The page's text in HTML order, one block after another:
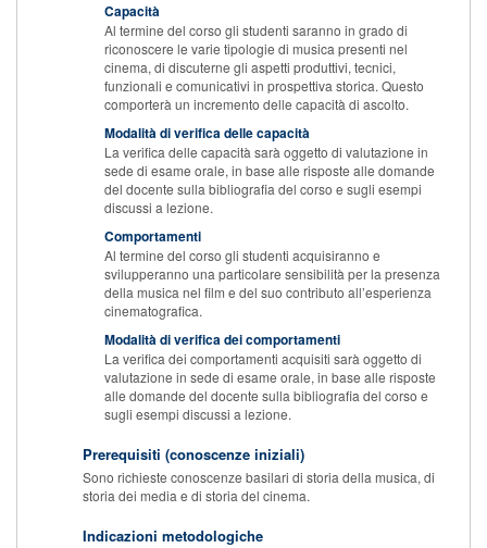
Capacità
Al termine del corso gli studenti saranno in grado di
riconoscere le varie tipologie di musica presenti nel
cinema, di discuterne gli aspetti produttivi, tecnici,
funzionali e comunicativi in prospettiva storica. Questo
comporterà un incremento delle capacità di ascolto.
Modalità di verifica delle capacità
La verifica delle capacità sarà oggetto di valutazione in
sede di esame orale, in base alle risposte alle domande
del docente sulla bibliografia del corso e sugli esempi
discussi a lezione.
Comportamenti
Al termine del corso gli studenti acquisiranno e
svilupperanno una particolare sensibilità per la presenza
della musica nel film e del suo contributo all’esperienza
cinematografica.
Modalità di verifica dei comportamenti
La verifica dei comportamenti acquisiti sarà oggetto di
valutazione in sede di esame orale, in base alle risposte
alle domande del docente sulla bibliografia del corso e
sugli esempi discussi a lezione.
Prerequisiti (conoscenze iniziali)
Sono richieste conoscenze basilari di storia della musica, di
storia dei media e di storia del cinema.
Indicazioni metodologiche